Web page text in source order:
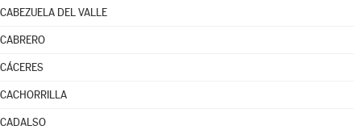
CABEZUELA DEL VALLE
CABRERO
CÁCERES
CACHORRILLA
CADALSO